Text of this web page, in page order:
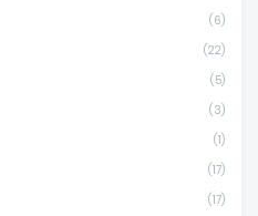
(6)
(22)
(5)
(3)
(1)
(17)
(17)